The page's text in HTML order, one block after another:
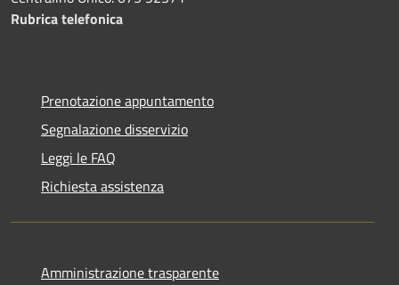
Rubrica telefonica
Prenotazione appuntamento
Segnalazione disservizio
Leggi le FAQ
Richiesta assistenza
Amministrazione trasparente